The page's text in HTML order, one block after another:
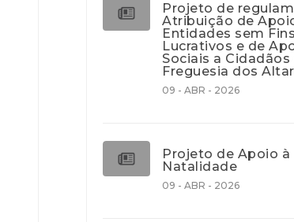
Projeto de
Atribuição de
Entidades sem Fins
Lucrativos e de
Sociais a Cidadãos
Freguesia dos
09 - ABR - 2026
Projeto de Apoio à
Natalidade
09 - ABR - 2026